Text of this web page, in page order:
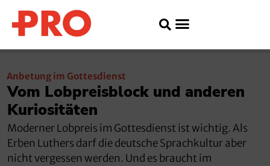
Anbetung im Gottesdienst
Vom Lobpreisblock und anderen
Kuriositäten
Moderner Lobpreis im Gottesdienst ist wichtig. Als
Erben Luthers darf die deutsche Sprachkultur aber
nicht vergessen werden. Und es braucht im